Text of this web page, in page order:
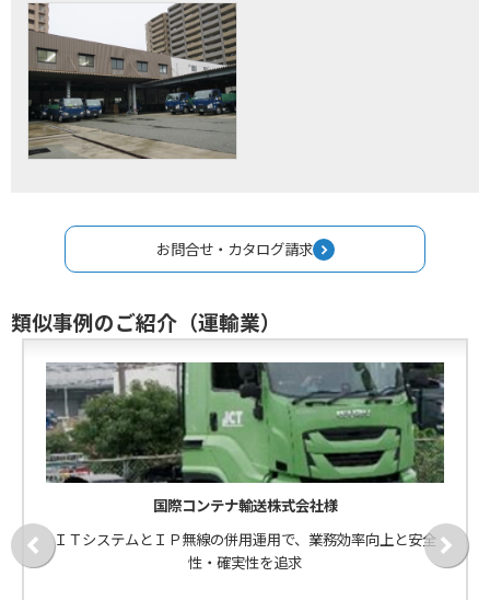
お問合せ・カタログ請求
類似事例のご紹介（運輸業）
国際コンテナ輸送株式会社様
ＩＴシステムとＩＰ無線の併用運用で、業務効率向上と安全
性・確実性を追求